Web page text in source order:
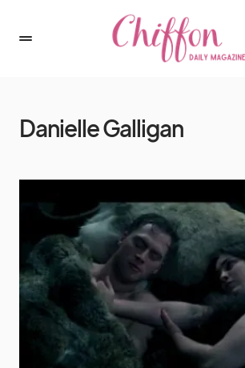
Danielle Galligan